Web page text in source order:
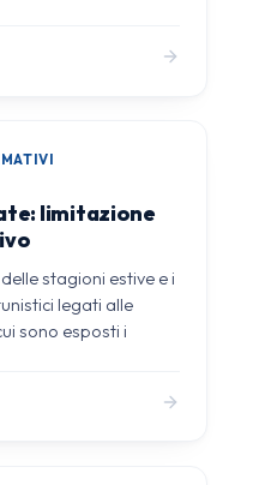
limitazione
stagioni estive e i
legati alle
sono esposti i